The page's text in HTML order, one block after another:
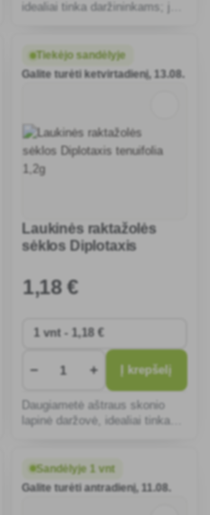
idealiai tinka daržininkams; jos
galvutėmis, turi daug vitaminų,
tinka įvairioms klimato
Tiekėjo sandėlyje
Galite turėti ketvirtadienį, 13.08.
Laukinės raktažolės
sėklos Diplotaxis
1,18 €
− + Į krepšelį
Daugiametė aštraus skonio
lapinė daržovė, idealiai tinkanti
vitaminų A, C, K ir mineralų
šaltinis.
Sandėlyje 1 vnt
Galite turėti antradienį, 11.08.